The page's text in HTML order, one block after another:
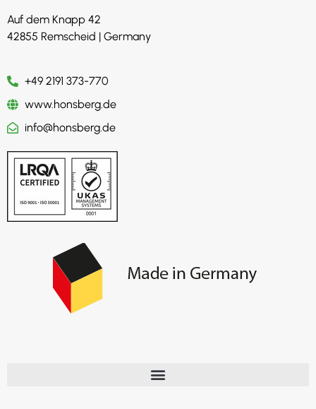
Auf dem Knapp 42
42855 Remscheid | Germany
+49 2191 373-770
www.honsberg.de
info@honsberg.de